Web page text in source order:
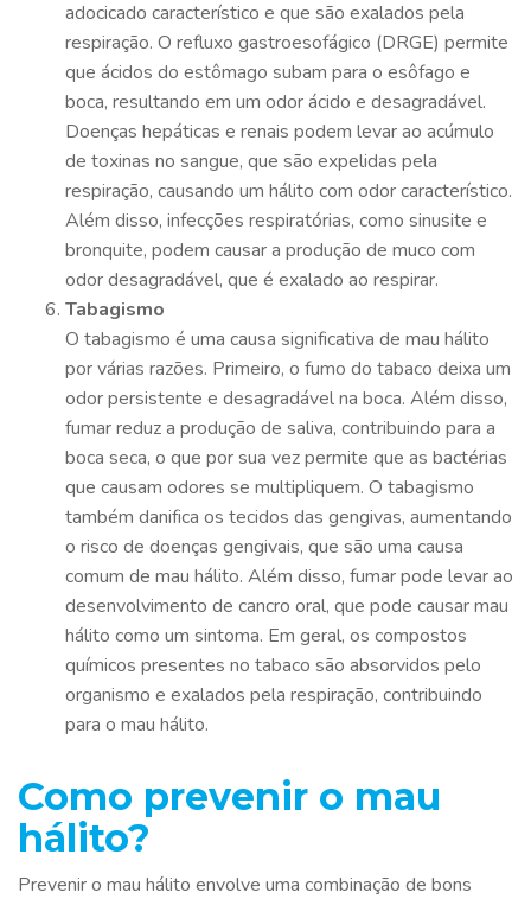
adocicado característico e que são exalados pela
respiração. O refluxo gastroesofágico (DRGE) permite
que ácidos do estômago subam para o esôfago e
boca, resultando em um odor ácido e desagradável.
Doenças hepáticas e renais podem levar ao acúmulo
de toxinas no sangue, que são expelidas pela
respiração, causando um hálito com odor característico.
Além disso, infecções respiratórias, como sinusite e
bronquite, podem causar a produção de muco com
odor desagradável, que é exalado ao respirar.
Tabagismo
O tabagismo é uma causa significativa de mau hálito
por várias razões. Primeiro, o fumo do tabaco deixa um
odor persistente e desagradável na boca. Além disso,
fumar reduz a produção de saliva, contribuindo para a
boca seca, o que por sua vez permite que as bactérias
que causam odores se multipliquem. O tabagismo
também danifica os tecidos das gengivas, aumentando
o risco de doenças gengivais, que são uma causa
comum de mau hálito. Além disso, fumar pode levar ao
desenvolvimento de cancro oral, que pode causar mau
hálito como um sintoma. Em geral, os compostos
químicos presentes no tabaco são absorvidos pelo
organismo e exalados pela respiração, contribuindo
para o mau hálito.
Como prevenir o mau
hálito?
Prevenir o mau hálito envolve uma combinação de bons